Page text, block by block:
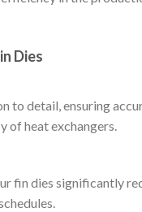
Dies
to detail, ensuring
of heat exchangers.
fin dies significantly